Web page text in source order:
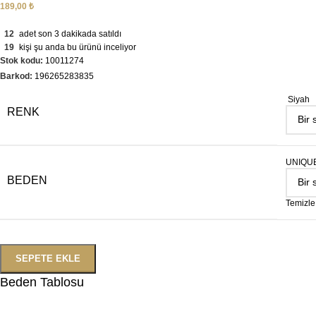
189,00 ₺
12 adet son 3 dakikada satıldı
19 kişi şu anda bu ürünü inceliyor
Stok kodu: 10011274
Barkod: 196265283835
RENK
Siyah
BEDEN
Temizle
SEPETE EKLE
Beden Tablosu